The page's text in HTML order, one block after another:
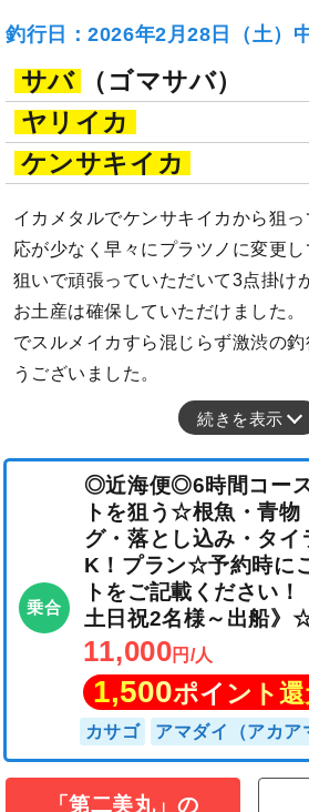
釣行日：2026年2月28日（土）
サバ
（ゴマサバ）
ヤリイカ
ケンサキイカ
イカメタルでケンサキイカから狙
応が少なく早々にプラツノに変更
狙いで頑張っていただいて3点掛け
お土産は確保していただけました
でスルメイカすら混じらず激渋の
うございました。
続きを表示
◎近海便◎6時間コ
トを狙う☆根魚・
グ・落とし込み・
K！プラン☆予約
「第二美丸」の